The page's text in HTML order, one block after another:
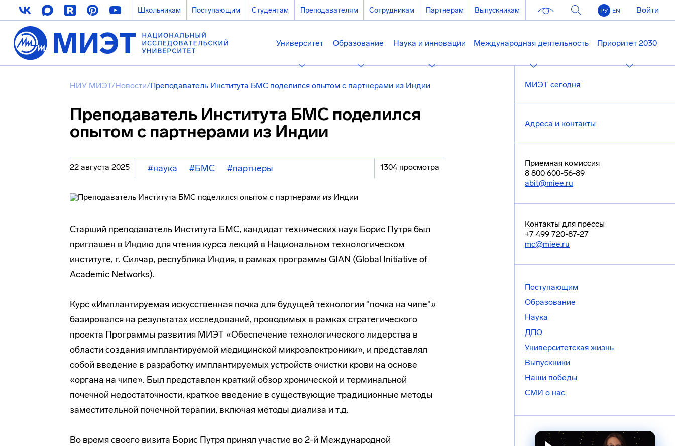
Школьникам Поступающим Студентам Преподавателям Сотрудникам Партнерам Выпускникам РУ EN Войти
Университет Образование Наука и инновации Международная деятельность Приоритет 2030
НИУ МИЭТ/Новости/Преподаватель Института БМС поделился опытом с партнерами из Индии
Преподаватель Института БМС поделился
опытом с партнерами из Индии
22 августа 2025 #наука #БМС #партнеры 1304 просмотра
Старший преподаватель Института БМС, кандидат технических наук Борис Путря был
приглашен в Индию для чтения курса лекций в Национальном технологическом
институте, г. Силчар, республика Индия, в рамках программы GIAN (Global Initiative of
Academic Networks).
Курс «Имплантируемая искусственная почка для будущей технологии "почка на чипе"»
базировался на результатах исследований, проводимых в рамках стратегического
проекта Программы развития МИЭТ «Обеспечение технологического лидерства в
области создания имплантируемой медицинской микроэлектроники», и представлял
собой введение в разработку имплантируемых устройств очистки крови на основе
«органа на чипе». Был представлен краткий обзор хронической и терминальной
почечной недостаточности, краткое введение в существующие традиционные методы
заместительной почечной терапии, включая методы диализа и т.д.
Во время своего визита Борис Путря принял участие во 2-й Международной
МИЭТ сегодня
Адреса и контакты
Приемная комиссия
8 800 600-56-89
abit@miee.ru
Контакты для прессы
+7 499 720-87-27
mc@miee.ru
Поступающим
Образование
Наука
ДПО
Университетская жизнь
Выпускники
Наши победы
СМИ о нас